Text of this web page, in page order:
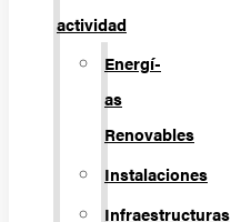
actividad
Energí­
as
Renovables
Instalaciones
Infraestructuras